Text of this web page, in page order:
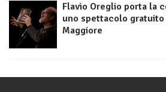
Flavio Oreglio porta la
uno spettacolo gratuito
Maggiore